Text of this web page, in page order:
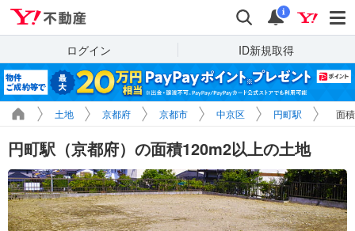
検索 通知
i
ログイン ID新規取得
土地 京都府 京都市 中京区 円町駅 面
円町駅（京都府）の面積120m2以上の土地